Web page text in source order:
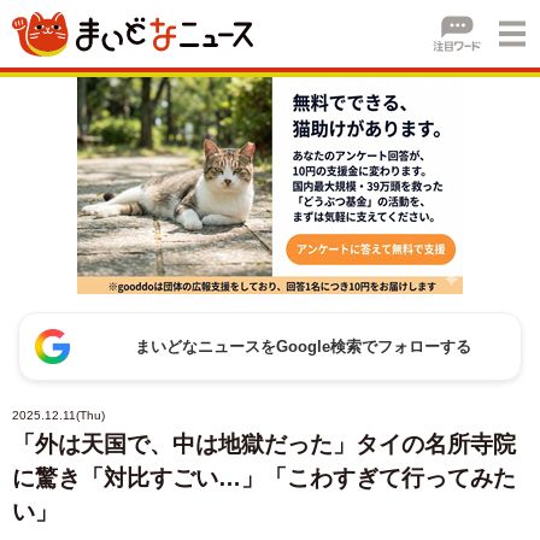
まいどなニュースをGoogle検索でフォローする
2025.12.11(Thu)
「外は天国で、中は地獄だった」タイの名所寺院
に驚き「対比すごい…」「こわすぎて行ってみた
い」